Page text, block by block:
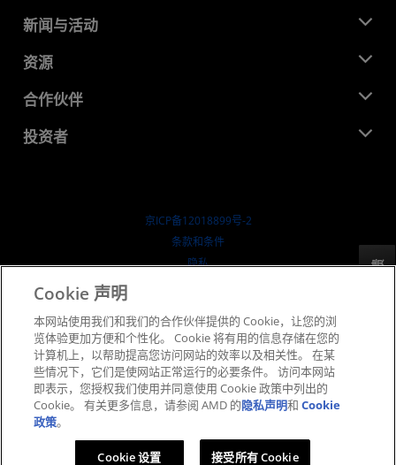
关于 AMD
企业责任
就业机会
联系我们
新闻与活动
新闻中心
媒体库
资源
开发中心
成功案例
合作伙伴
AMD 合作伙伴中心
投资者
SEC 报告
京ICP备12018899号-2
​条款和条件
隐私
公开公平竞争
英国税收策略
Cookie 政策
Cookie 设置
反馈
Cookie 声明
本网站使用我们和我们的合作伙伴提供的 Cookie，让您的浏
览体验更加方便和个性化。 Cookie 将有用的信息存储在您的
计算机上，以帮助提高您访问网站的效率以及相关性。 在某
些情况下，它们是使网站正常运行的必要条件。 访问本网站
即表示，您授权我们使用并同意使用 Cookie 政策中列出的
Cookie。 有关更多信息，请参阅 AMD 的隐私声明和Cookie
政策。
Cookie 设置 接受所有 Cookie